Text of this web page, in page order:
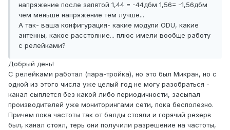
напряжение после запятой 1,44 = -44дбм 1,56= -1,56дбм
чем меньше напряжение тем лучше...
А так- ваша конфигурация- какие модули ODU, какие
антенны, какое расстояние... плюс имели вообще работу
с релейками?
Добрый день!
С релейками работал (пара-тройка), но это был Микран, но с
одной из этого числа уже целый год не могу разобраться -
канал сыплется без какой либо периодичности, засыпал
производителей уже мониторингами сети, пока бесполезно.
Причем пока частоты так от балды стояли и горячий резерв
был, канал стоял, терь они получили разрешение на частоты,